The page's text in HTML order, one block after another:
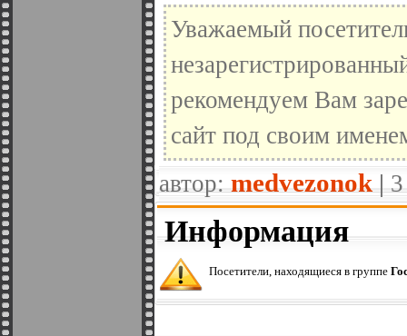
Уважаемый
рекомендуем Вам
сайт под своим
автор: medvezonok |
Информация
Посетители, находящиеся в группе